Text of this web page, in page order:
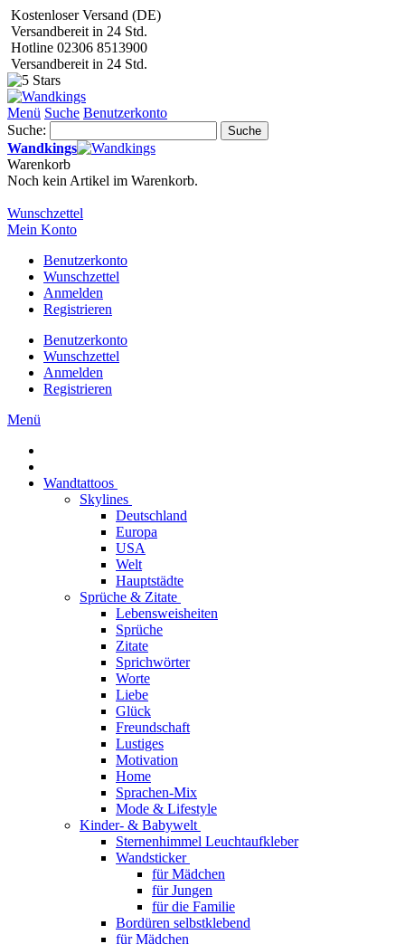
Kostenloser Versand (DE)
Versandbereit in 24 Std.
Hotline 02306 8513900
Versandbereit in 24 Std.
Menü Suche Benutzerkonto
Suche:
Suche
Wandkings
Warenkorb
Noch kein Artikel im Warenkorb.
Wunschzettel
Mein Konto
Benutzerkonto
Wunschzettel
Anmelden
Registrieren
Benutzerkonto
Wunschzettel
Anmelden
Registrieren
Menü
Wandtattoos
Skylines
Deutschland
Europa
USA
Welt
Hauptstädte
Sprüche & Zitate
Lebensweisheiten
Sprüche
Zitate
Sprichwörter
Worte
Liebe
Glück
Freundschaft
Lustiges
Motivation
Home
Sprachen-Mix
Mode & Lifestyle
Kinder- & Babywelt
Sternenhimmel Leuchtaufkleber
Wandsticker
für Mädchen
für Jungen
für die Familie
Bordüren selbstklebend
für Mädchen